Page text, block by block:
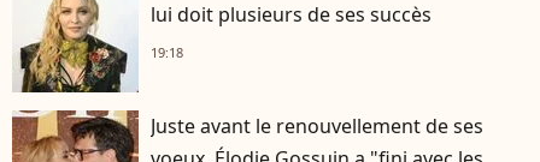
lui doit plusieurs de ses succès
19:18
Juste avant le renouvellement de ses